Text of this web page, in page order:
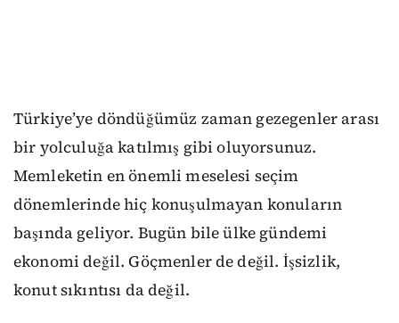
Türkiye’ye döndüğümüz zaman gezegenler arası
bir yolculuğa katılmış gibi oluyorsunuz.
Memleketin en önemli meselesi seçim
dönemlerinde hiç konuşulmayan konuların
başında geliyor. Bugün bile ülke gündemi
ekonomi değil. Göçmenler de değil. İşsizlik,
konut sıkıntısı da değil.